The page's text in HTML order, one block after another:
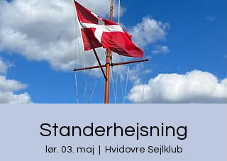
Standerhejsning
lør. 03. maj Hvidovre Sejlklub